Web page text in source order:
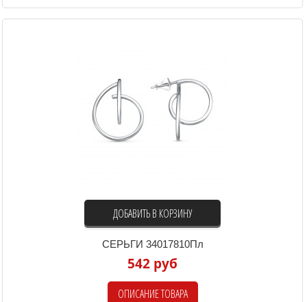
ДОБАВИТЬ В КОРЗИНУ
СЕРЬГИ 34017810Пл
542 руб
ОПИСАНИЕ ТОВАРА